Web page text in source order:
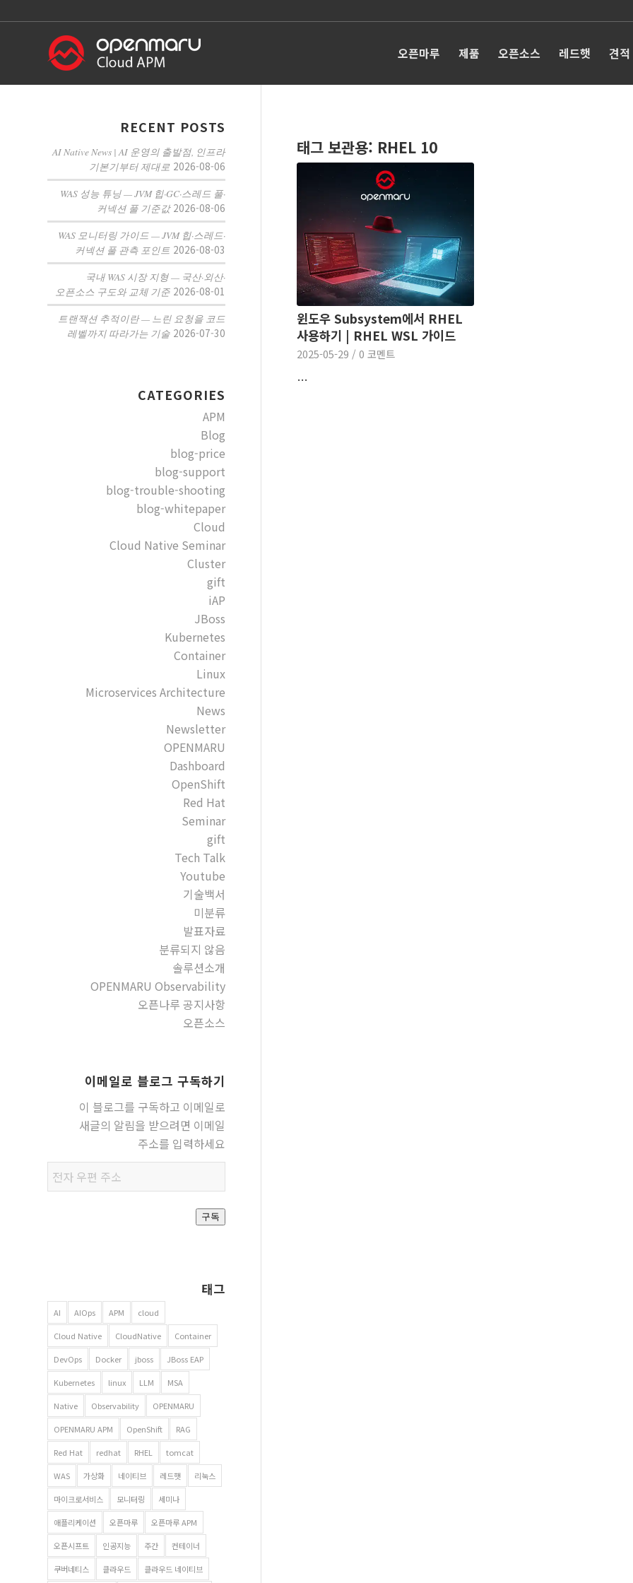
오픈마루 제품 오픈소스 레드햇 견
태그 보관용: RHEL 10
윈도우 Subsystem에서 RHEL
사용하기 | RHEL WSL 가이드
2025-05-29 / 0 코멘트
…
RECENT POSTS
AI Native News | AI 운영의 출발점, 인프라
기본기부터 제대로 2026-08-06
WAS 성능 튜닝 — JVM 힙·GC·스레드 풀·
커넥션 풀 기준값 2026-08-06
WAS 모니터링 가이드 — JVM 힙·스레드·
커넥션 풀 관측 포인트 2026-08-03
국내 WAS 시장 지형 — 국산·외산·
오픈소스 구도와 교체 기준 2026-08-01
트랜잭션 추적이란 — 느린 요청을 코드
레벨까지 따라가는 기술 2026-07-30
CATEGORIES
APM
Blog
blog-price
blog-support
blog-trouble-shooting
blog-whitepaper
Cloud
Cloud Native Seminar
Cluster
gift
iAP
JBoss
Kubernetes
Container
Linux
Microservices Architecture
News
Newsletter
OPENMARU
Dashboard
OpenShift
Red Hat
Seminar
gift
Tech Talk
Youtube
기술백서
미분류
발표자료
분류되지 않음
솔루션소개
OPENMARU Observability
오픈나루 공지사항
오픈소스
이메일로 블로그 구독하기
이 블로그를 구독하고 이메일로
새글의 알림을 받으려면 이메일
주소를 입력하세요
우편
주소
구독
태그
AI AIOps APM cloud
Cloud Native CloudNative Container
DevOps Docker jboss JBoss EAP
Kubernetes linux LLM MSA
Native Observability OPENMARU
OPENMARU APM OpenShift RAG
Red Hat redhat RHEL tomcat
WAS 가상화 네이티브 레드햇 리눅스
마이크로서비스 모니터링 세미나
애플리케이션 오픈마루 오픈마루 APM
오픈시프트 인공지능 주간 컨테이너
쿠버네티스 클라우드 클라우드 네이티브